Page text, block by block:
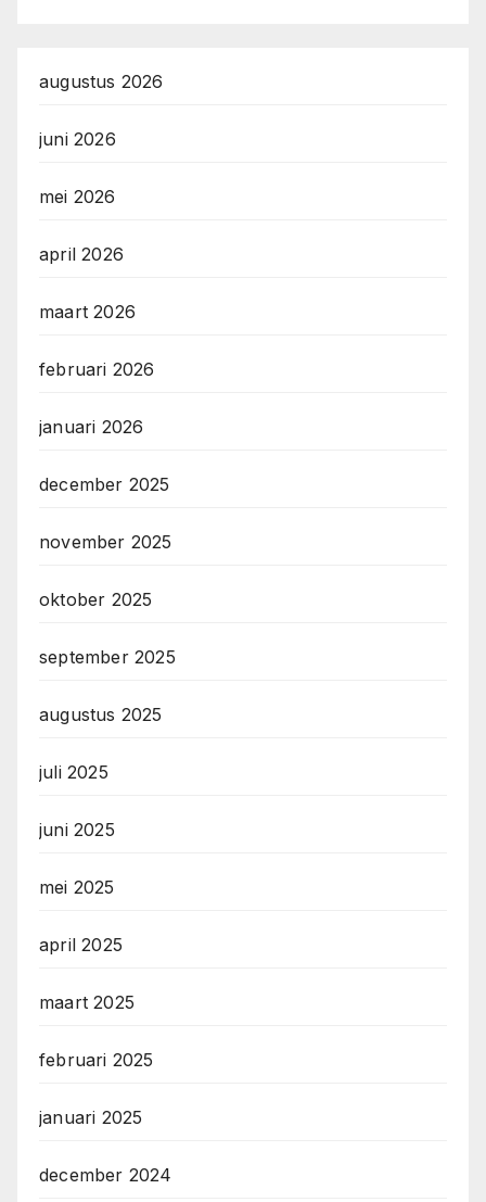
augustus 2026
juni 2026
mei 2026
april 2026
maart 2026
februari 2026
januari 2026
december 2025
november 2025
oktober 2025
september 2025
augustus 2025
juli 2025
juni 2025
mei 2025
april 2025
maart 2025
februari 2025
januari 2025
december 2024